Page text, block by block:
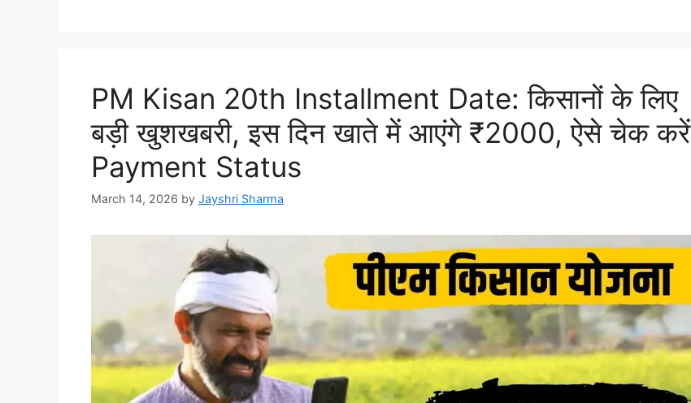
PM Kisan 20th Installment Date: किसानों के लिए
बड़ी खुशखबरी, इस दिन खाते में आएंगे ₹2000, ऐसे चेक करें
Payment Status
March 14, 2026 by Jayshri Sharma